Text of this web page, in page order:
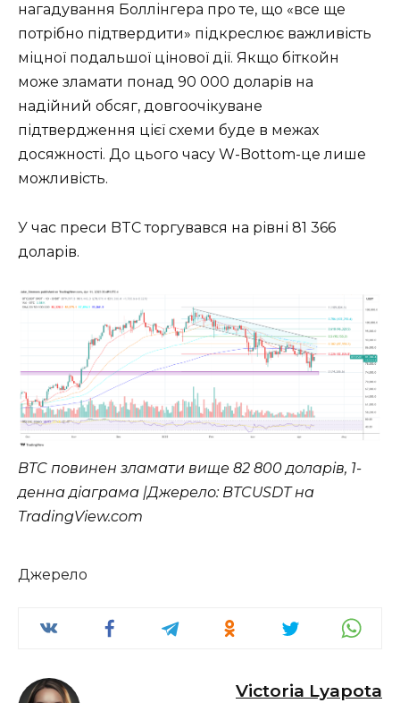
нагадування Боллінгера про те, що «все ще
потрібно підтвердити» підкреслює важливість
міцної подальшої цінової дії. Якщо біткойн
може зламати понад 90 000 доларів на
надійний обсяг, довгоочікуване
підтвердження цієї схеми буде в межах
досяжності. До цього часу W-Bottom-це лише
можливість.
У час преси BTC торгувався на рівні 81 366
доларів.
BTC повинен зламати вище 82 800 доларів, 1-
денна діаграма |Джерело: BTCUSDT на
TradingView.com
Джерело
Victoria Lyapota